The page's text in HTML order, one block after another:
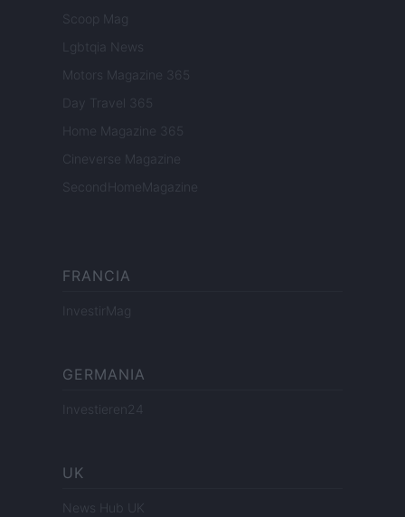
Scoop Mag
Lgbtqia News
Motors Magazine 365
Day Travel 365
Home Magazine 365
Cineverse Magazine
SecondHomeMagazine
FRANCIA
InvestirMag
GERMANIA
Investieren24
UK
News Hub UK